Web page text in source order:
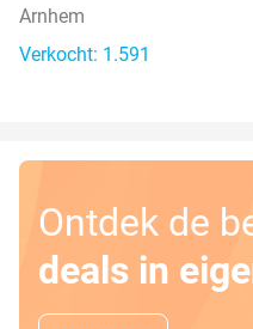
Arnhem
Verkocht: 1.591
Ontdek de
deals in